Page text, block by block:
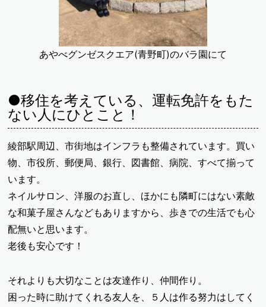
あやべグンゼスクエア(青野町)のバラ園にて
●移住を考えている、運転免許をもた
ない人にひとこと！
綾部駅周辺、市街地はインフラも整備されています。買い
物、市役所、郵便局、銀行、図書館、病院、すべて揃って
います。
ネイルサロン、洋服のお直し、ほかにも隣町にはない素敵
な和菓子屋さんなどもありますから、歩きでの生活でも心
配無いと思います。
老後も安心です！
それよりも大切なことは友達作り、仲間作り。
困った時に助けてくれる友人を、５人は作る努力はしてく